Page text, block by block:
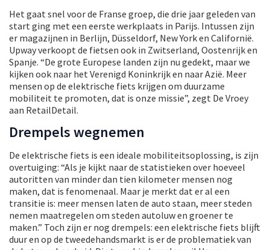
Het gaat snel voor de Franse groep, die drie jaar geleden van
start ging met een eerste werkplaats in Parijs. Intussen zijn
er magazijnen in Berlijn, Düsseldorf, New York en Californië.
Upway verkoopt de fietsen ook in Zwitserland, Oostenrijk en
Spanje. “De grote Europese landen zijn nu gedekt, maar we
kijken ook naar het Verenigd Koninkrijk en naar Azië. Meer
mensen op de elektrische fiets krijgen om duurzame
mobiliteit te promoten, dat is onze missie”, zegt De Vroey
aan RetailDetail.
Drempels wegnemen
De elektrische fiets is een ideale mobiliteitsoplossing, is zijn
overtuiging: “Als je kijkt naar de statistieken over hoeveel
autoritten van minder dan tien kilometer mensen nog
maken, dat is fenomenaal. Maar je merkt dat er al een
transitie is: meer mensen laten de auto staan, meer steden
nemen maatregelen om steden autoluw en groener te
maken.” Toch zijn er nog drempels: een elektrische fiets blijft
duur en op de tweedehandsmarkt is er de problematiek van